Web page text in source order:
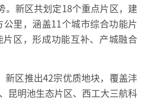
。新区共划定18个重点片区，建
里，涵盖11个城市综合功能片
区，形成功能互补、产城融合
新区推出42宗优质地块，覆盖沣
昆明池生态片区、西工大三航科